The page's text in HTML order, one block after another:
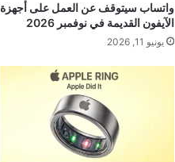
واتساب سيتوقف عن العمل على أجهزة
الآيفون القديمة في نوفمبر 2026
يونيو 11, 2026